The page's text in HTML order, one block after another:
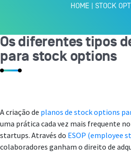
HOME | STOCK
Os diferentes tipos
para stock options
A criação de planos de stock options
uma prática cada vez mais frequente
startups. Através do ESOP (employee
colaboradores ganham o direito de